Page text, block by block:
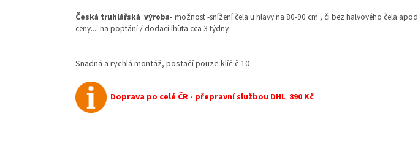
Česká truhlářská výroba- možnost -snížení čela u hlavy na 80-90 cm , či bez halvového čela apod
ceny.... na poptání / dodací lhůta cca 3 týdny
Snadná a rychlá montáž, postačí pouze klíč č.10
Doprava po celé ČR - přepravní službou DHL 890 Kč